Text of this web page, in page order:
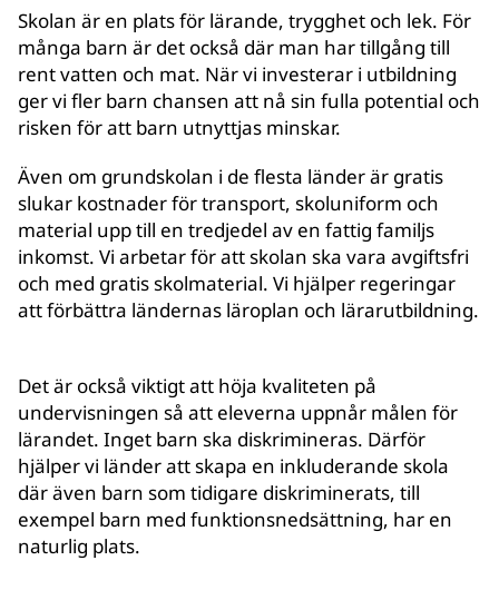
Skolan är en plats för lärande, trygghet och lek. För
många barn är det också där man har tillgång till
rent vatten och mat. När vi investerar i utbildning
ger vi fler barn chansen att nå sin fulla potential och
risken för att barn utnyttjas minskar.
Även om grundskolan i de flesta länder är gratis
slukar kostnader för transport, skoluniform och
material upp till en tredjedel av en fattig familjs
inkomst. Vi arbetar för att skolan ska vara avgiftsfri
och med gratis skolmaterial. Vi hjälper regeringar
att förbättra ländernas läroplan och lärarutbildning.
Det är också viktigt att höja kvaliteten på
undervisningen så att eleverna uppnår målen för
lärandet. Inget barn ska diskrimineras. Därför
hjälper vi länder att skapa en inkluderande skola
där även barn som tidigare diskriminerats, till
exempel barn med funktionsnedsättning, har en
naturlig plats.